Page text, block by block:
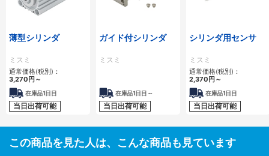
薄型シリンダ
ミスミ
通常価格(税別)：
3,270 円 ～
在庫品1日目
当日出荷可能
ガイド付シリンダ
ミスミ
在庫品1日目～
当日出荷可能
シリンダ用センサ
ミスミ
通常価格(税別)：
2,370 円 ～
在庫品1日目
当日出荷可能
この商品を見た人は、こんな商品も見ています